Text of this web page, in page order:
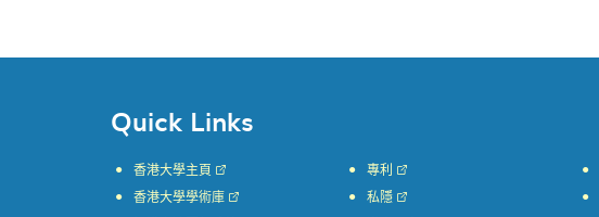
Quick Links
香港大學主頁
香港大學學術庫
專利
私隱